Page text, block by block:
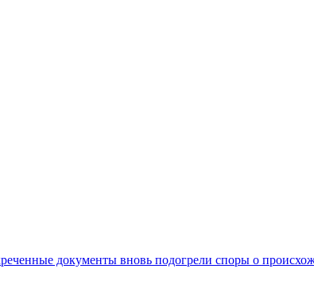
документы вновь подогрели споры о